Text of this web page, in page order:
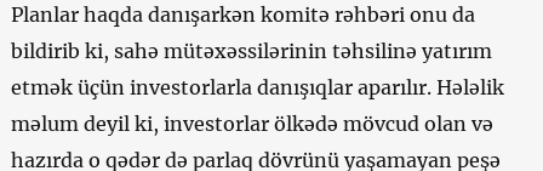
Planlar haqda danışarkən komitə rəhbəri onu da
bildirib ki, sahə mütəxəssilərinin təhsilinə yatırım
etmək üçün investorlarla danışıqlar aparılır. Hələlik
məlum deyil ki, investorlar ölkədə mövcud olan və
hazırda o qədər də parlaq dövrünü yaşamayan peşə